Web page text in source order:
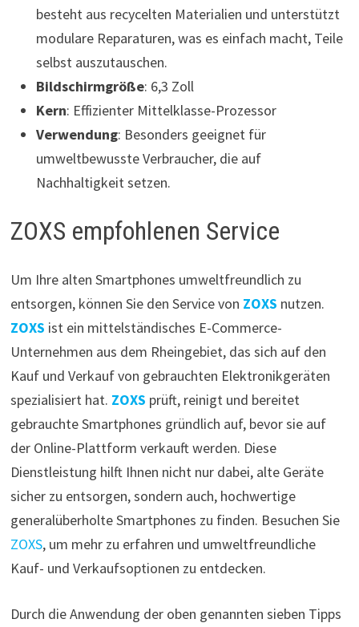
besteht aus recycelten Materialien und unterstützt
modulare Reparaturen, was es einfach macht, Teile
selbst auszutauschen.
Bildschirmgröße: 6,3 Zoll
Kern: Effizienter Mittelklasse-Prozessor
Verwendung: Besonders geeignet für
umweltbewusste Verbraucher, die auf
Nachhaltigkeit setzen.
ZOXS empfohlenen Service
Um Ihre alten Smartphones umweltfreundlich zu
entsorgen, können Sie den Service von ZOXS nutzen.
ZOXS ist ein mittelständisches E-Commerce-
Unternehmen aus dem Rheingebiet, das sich auf den
Kauf und Verkauf von gebrauchten Elektronikgeräten
spezialisiert hat. ZOXS prüft, reinigt und bereitet
gebrauchte Smartphones gründlich auf, bevor sie auf
der Online-Plattform verkauft werden. Diese
Dienstleistung hilft Ihnen nicht nur dabei, alte Geräte
sicher zu entsorgen, sondern auch, hochwertige
generalüberholte Smartphones zu finden. Besuchen Sie
ZOXS, um mehr zu erfahren und umweltfreundliche
Kauf- und Verkaufsoptionen zu entdecken.
Durch die Anwendung der oben genannten sieben Tipps